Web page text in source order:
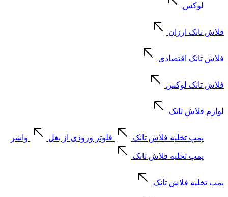
لوکس
فلاش تانک ارزان
فلاش تانک اقتصادی
فلاش تانک لوکس
لوازم فلاش تانک
پمپ تخلیه فلاش تانک فلوتر ورودی از بغل واشر
پمپ تخلیه فلاش تانک
پمپ تخلیه فلاش تانک